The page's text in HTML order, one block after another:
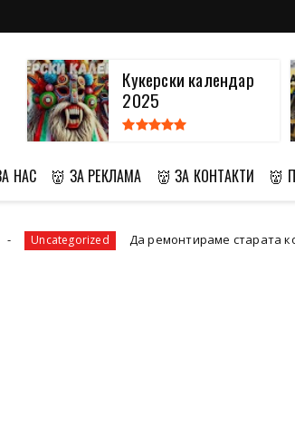
Кукери 2024 -
Календар на
събитията, свъ...
НАС 👹 ЗА РЕКЛАМА 👹 ЗА КОНТАКТИ 👹
Да ремонтираме старата кола или да я дадем за